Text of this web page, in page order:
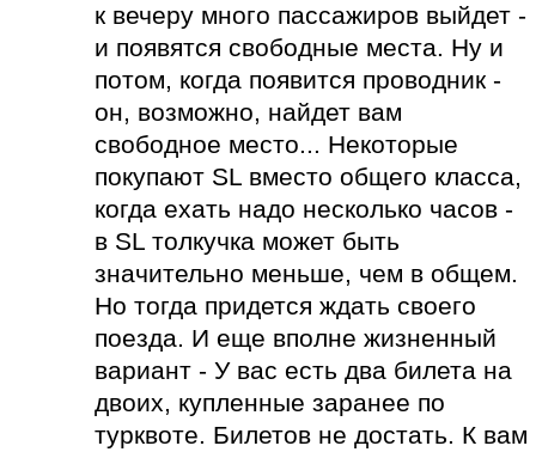
к вечеру много пассажиров выйдет -
и появятся свободные места. Ну и
потом, когда появится проводник -
он, возможно, найдет вам
свободное место... Некоторые
покупают SL вместо общего класса,
когда ехать надо несколько часов -
в SL толкучка может быть
значительно меньше, чем в общем.
Но тогда придется ждать своего
поезда. И еще вполне жизненный
вариант - У вас есть два билета на
двоих, купленные заранее по
турквоте. Билетов не достать. К вам